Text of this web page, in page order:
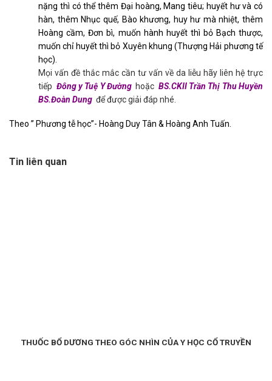
nặng thì có thể thêm Đại hoàng, Mang tiêu; huyết hư và có
hàn, thêm Nhục quế, Bào khương, huy hư mà nhiệt, thêm
Hoàng cầm, Đơn bì, muốn hành huyết thì bỏ Bạch thược,
muốn chỉ huyết thì bỏ Xuyên khung (Thượng Hải phương tế
học).
Mọi vấn đề thắc mắc cần tư vấn về da liễu hãy liên hệ trực
tiếp Đông y Tuệ Y Đường hoặc BS.CKII Trần Thị Thu Huyền
BS.Đoàn Dung để được giải đáp nhé.
Theo ” Phương tễ học”- Hoàng Duy Tân & Hoàng Anh Tuấn.
Tin liên quan
THUỐC BỔ DƯƠNG THEO GÓC NHÌN CỦA Y HỌC CỔ TRUYỀN